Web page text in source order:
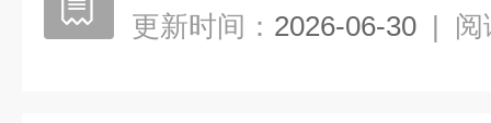
更新时间： 2026-06-30 | 阅